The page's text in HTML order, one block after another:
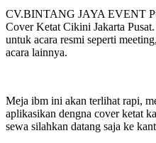
CV.BINTANG JAYA EVENT
Cover Ketat Cikini Jakarta
untuk acara resmi seperti
acara lainnya.
Meja ibm ini akan terlihat rapi,
aplikasikan dengna cover ketat
sewa silahkan datang saja ke